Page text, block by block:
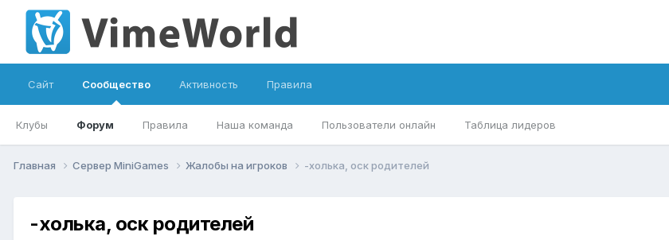
Сайт Сообщество
Клубы Форум Правила Наша команда Пользователи онлайн Таблица лидеров
Активность Правила
Главная Сервер MiniGames Жалобы на игроков -холька, оск родителей
-холька, оск родителей